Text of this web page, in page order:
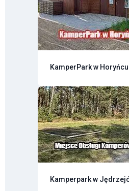
KamperPark w
Kamperpark w